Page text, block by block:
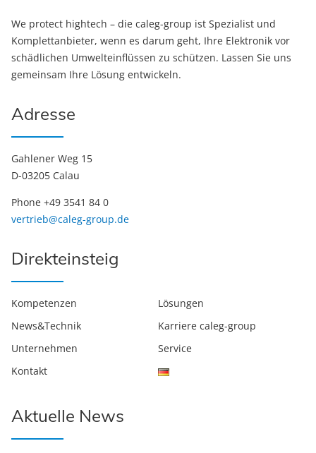
We protect hightech – die caleg-group ist Spezialist und
Komplettanbieter, wenn es darum geht, Ihre Elektronik vor
schädlichen Umwelteinflüssen zu schützen. Lassen Sie uns
gemeinsam Ihre Lösung entwickeln.
Adresse
Gahlener Weg 15
D-03205 Calau
Phone +49 3541 84 0
vertrieb@caleg-group.de
Direkteinsteig
Kompetenzen
Lösungen
News&Technik
Karriere caleg-group
Unternehmen
Service
Kontakt
Aktuelle News